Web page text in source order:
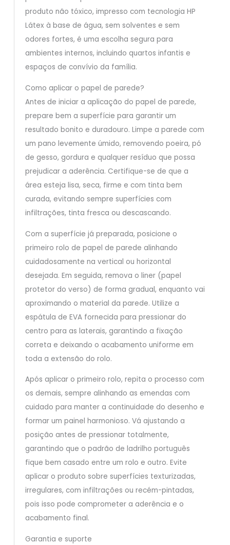
produto não tóxico, impresso com tecnologia HP
Látex à base de água, sem solventes e sem
odores fortes, é uma escolha segura para
ambientes internos, incluindo quartos infantis e
espaços de convívio da família.
Como aplicar o papel de parede?
Antes de iniciar a aplicação do papel de parede,
prepare bem a superfície para garantir um
resultado bonito e duradouro. Limpe a parede com
um pano levemente úmido, removendo poeira, pó
de gesso, gordura e qualquer resíduo que possa
prejudicar a aderência. Certifique-se de que a
área esteja lisa, seca, firme e com tinta bem
curada, evitando sempre superfícies com
infiltrações, tinta fresca ou descascando.
Com a superfície já preparada, posicione o
primeiro rolo de papel de parede alinhando
cuidadosamente na vertical ou horizontal
desejada. Em seguida, remova o liner (papel
protetor do verso) de forma gradual, enquanto vai
aproximando o material da parede. Utilize a
espátula de EVA fornecida para pressionar do
centro para as laterais, garantindo a fixação
correta e deixando o acabamento uniforme em
toda a extensão do rolo.
Após aplicar o primeiro rolo, repita o processo com
os demais, sempre alinhando as emendas com
cuidado para manter a continuidade do desenho e
formar um painel harmonioso. Vá ajustando a
posição antes de pressionar totalmente,
garantindo que o padrão de ladrilho português
fique bem casado entre um rolo e outro. Evite
aplicar o produto sobre superfícies texturizadas,
irregulares, com infiltrações ou recém-pintadas,
pois isso pode comprometer a aderência e o
acabamento final.
Garantia e suporte